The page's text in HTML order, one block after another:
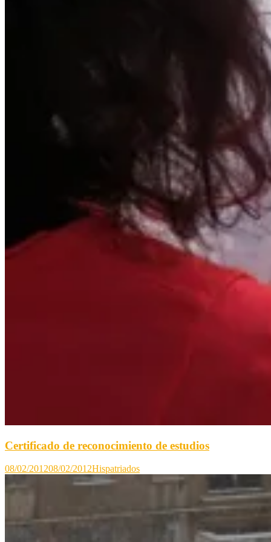
Certificado de reconocimiento de estudios
08/02/201208/02/2012Hispatriados